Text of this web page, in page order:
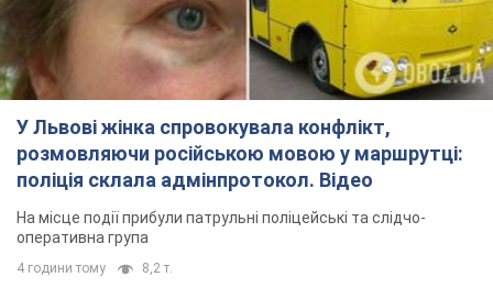
У Львові жінка спровокувала конфлікт,
розмовляючи російською мовою у маршрутці:
поліція склала адмінпротокол. Відео
На місце події прибули патрульні поліцейські та слідчо-
оперативна група
4 години тому 8,2 т.